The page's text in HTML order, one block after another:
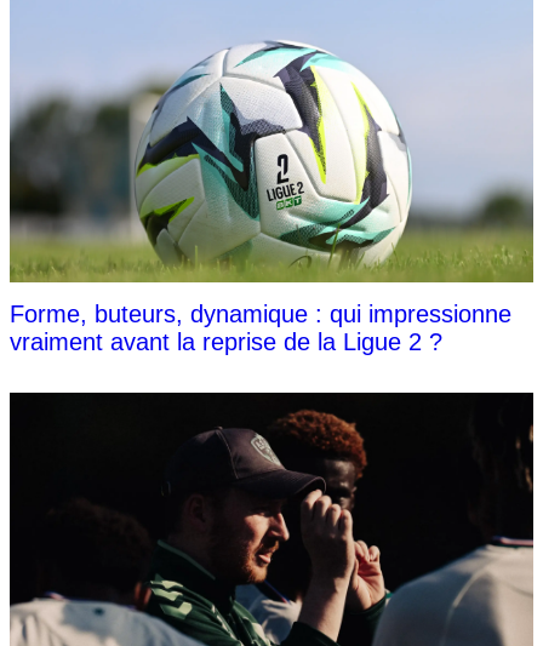
Forme, buteurs, dynamique : qui impressionne
vraiment avant la reprise de la Ligue 2 ?